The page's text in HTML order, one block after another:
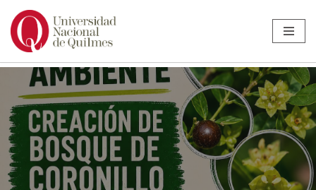
Ir
contenido